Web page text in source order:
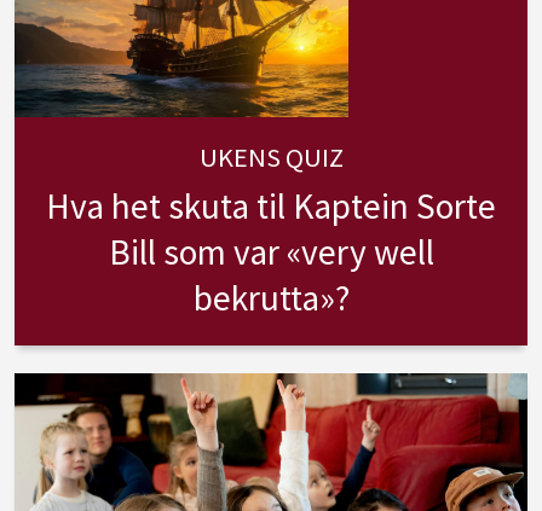
UKENS QUIZ
Hva het skuta til Kaptein Sorte
Bill som var «very well
bekrutta»?